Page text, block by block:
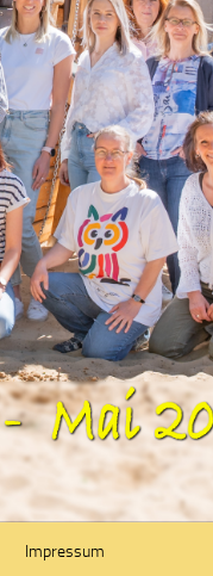
Impressum